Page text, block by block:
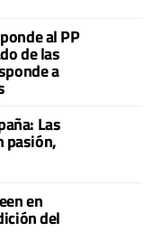
al PP
de las
a
Las
pasión,
en
del